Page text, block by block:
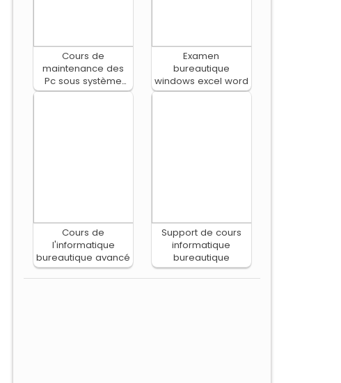
Cours de
maintenance des
Pc sous système
d’exploitation
Examen
bureautique
windows excel word
Cours de
l'informatique
bureautique avancé
Support de cours
informatique
bureautique